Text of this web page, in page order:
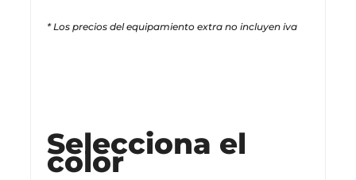
* Los precios del equipamiento extra no incluyen iva
Selecciona el
color